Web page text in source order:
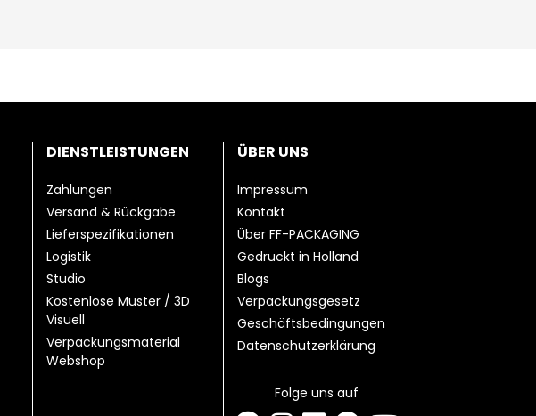
DIENSTLEISTUNGEN
Zahlungen
Versand & Rückgabe
Lieferspezifikationen
Logistik
Studio
Kostenlose Muster / 3D
Visuell
Verpackungsmaterial
Webshop
ÜBER UNS
Impressum
Kontakt
Über FF-PACKAGING
Gedruckt in Holland
Blogs
Verpackungsgesetz
Geschäftsbedingungen
Datenschutzerklärung
Folge uns auf